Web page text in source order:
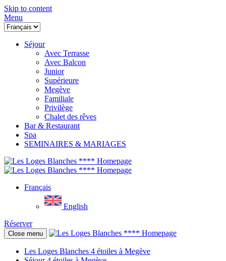
Skip to content
Menu
Séjour
Avec Terrasse
Avec Balcon
Junior
Supérieure
Megève
Familiale
Privilège
Chalet des rêves
Bar & Restaurant
Spa
SEMINAIRES & MARIAGES
Français
English
Réserver
Close menu
Les Loges Blanches 4 étoiles à Megève